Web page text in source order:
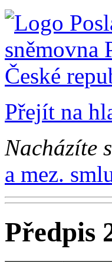
Přejít na
Nacházíte
a mez.
Předpis